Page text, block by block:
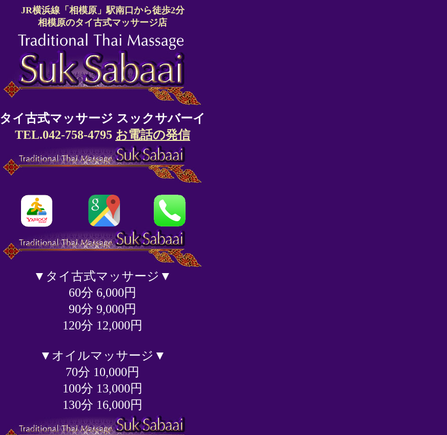
JR横浜線「相模原」駅南口から徒歩2分
相模原のタイ古式マッサージ店
タイ古式マッサージ スックサバーイ
TEL.042-758-4795 お電話の発信
▼タイ古式マッサージ▼
60分 6,000円
90分 9,000円
120分 12,000円
▼オイルマッサージ▼
70分 10,000円
100分 13,000円
130分 16,000円